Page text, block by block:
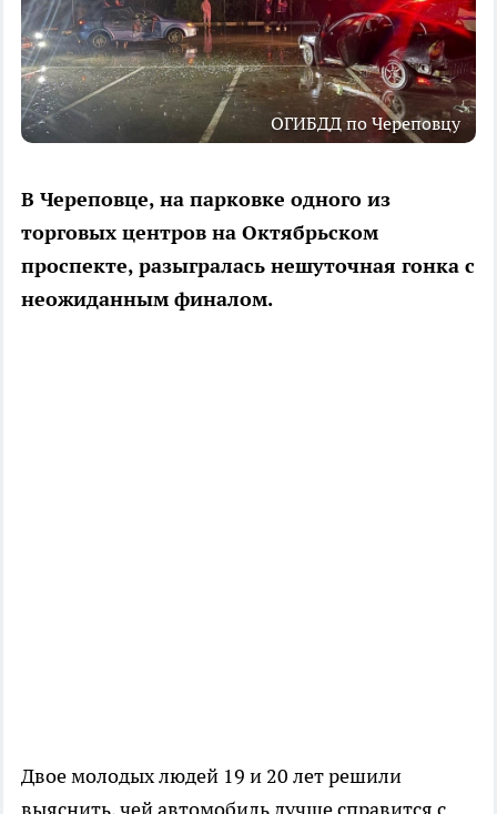
ОГИБДД по Череповцу
В Череповце, на парковке одного из
торговых центров на Октябрьском
проспекте, разыгралась нешуточная гонка с
неожиданным финалом.
Двое молодых людей 19 и 20 лет решили
выяснить, чей автомобиль лучше справится с